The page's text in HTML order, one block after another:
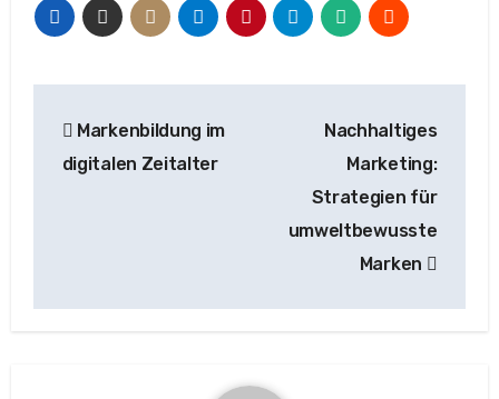
Markenbildung im
digitalen Zeitalter
Nachhaltiges
Marketing:
Strategien für
umweltbewusste
Marken